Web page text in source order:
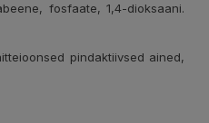
fosfaate, 1,4-dioksaani.
pindaktiivsed ained,